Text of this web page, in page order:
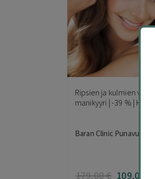
Ripsien ja kulmien
manikyyri | -39 % |
Baran Clinic Punavuori,
179,00€ 109,00